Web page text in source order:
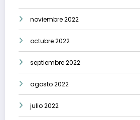
noviembre 2022
octubre 2022
septiembre 2022
agosto 2022
julio 2022